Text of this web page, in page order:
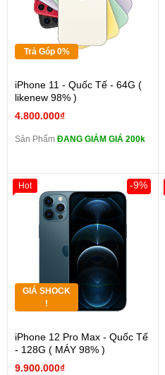
Trả Góp 0%
iPhone 11 - Quốc Tế - 64G (
likenew 98% )
4.800.000₫
Sản Phẩm ĐANG GIẢM GIÁ 200k
GIÁ SHOCK
!
iPhone 12 Pro Max - Quốc Tế
- 128G ( MÁY 98% )
9.900.000₫
-9%
Hot